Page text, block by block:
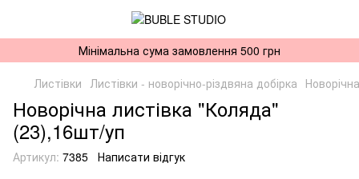
Мінімальна сума замовлення 500 грн
Листівки Листівки - новорічно-різдвяна добірка
Новорічна листівка "Коляда"
(23),16шт/уп
Артикул: 7385 Написати відгук